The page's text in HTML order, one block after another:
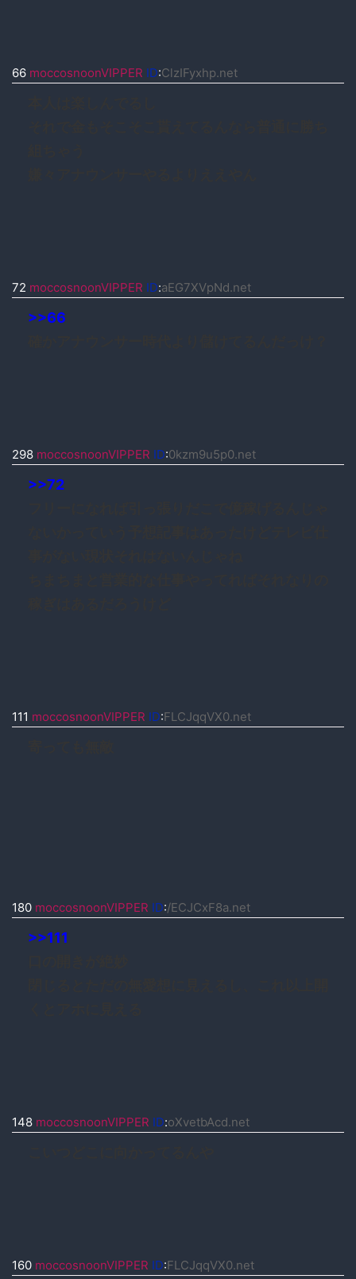
66 moccosnoonVIPPER ID:ClzIFyxhp.net
72 moccosnoonVIPPER ID:aEG7XVpNd.net
>>66
298 moccosnoonVIPPER ID:0kzm9u5p0.net
>>72
111 moccosnoonVIPPER ID:FLCJqqVX0.net
180 moccosnoonVIPPER ID:/ECJCxF8a.net
>>111
148 moccosnoonVIPPER ID:oXvetbAcd.net
160 moccosnoonVIPPER ID:FLCJqqVX0.net